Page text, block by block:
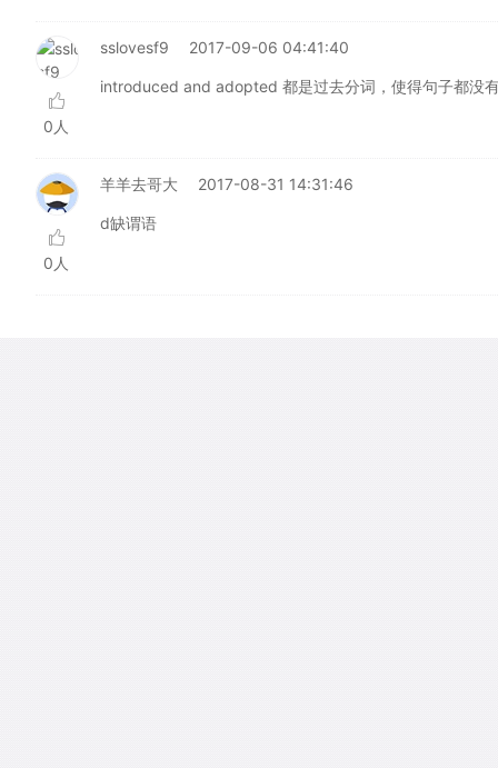
0人
sslovesf9 2017-09-06 04:41:40
introduced and adopted 都是过去分词，使得句子都没
0人
羊羊去哥大 2017-08-31 14:31:46
d缺谓语